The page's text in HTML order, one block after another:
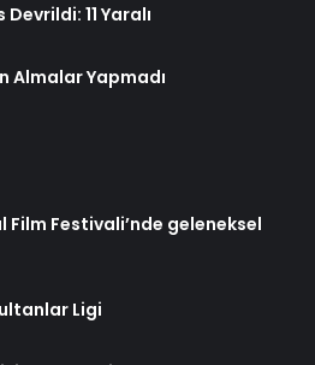
11 Yaralı
Almalar Yapmadı
Festivali’nde geleneksel
Ligi